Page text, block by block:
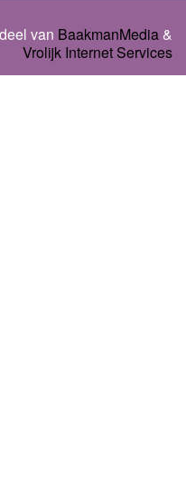
van BaakmanMedia &
Vrolijk Internet Services